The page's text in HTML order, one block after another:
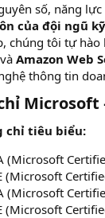
số, năng
của đội ngũ
chúng tôi tự hào
và Amazon Web
thông tin
chỉ tiêu biểu:
(Microsoft
(Microsoft
(Microsoft
(Microsoft